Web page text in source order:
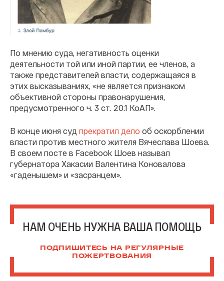
По мнению суда, негативность оценки
деятельности той или иной партии, ее членов, а
также представителей власти, содержащаяся в
этих высказываниях, «не является признаком
объективной стороны правонарушения,
предусмотренного ч. 3 ст. 20.1 КоАП».
В конце июня суд прекратил дело об оскорблении
власти против местного жителя Вячеслава Шоева.
В своем посте в Facebook Шоев называл
губернатора Хакасии Валентина Коновалова
«гаденышем» и «засранцем».
НАМ ОЧЕНЬ НУЖНА ВАША ПОМОЩЬ
ПОДПИШИТЕСЬ НА РЕГУЛЯРНЫЕ
ПОЖЕРТВОВАНИЯ